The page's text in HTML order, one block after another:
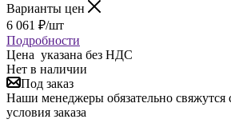
Варианты цен
6 061 ₽/шт
Подробности
Цена указана без НДС
Нет в наличии
Под заказ
Наши менеджеры обязательно свяжутся
условия заказа